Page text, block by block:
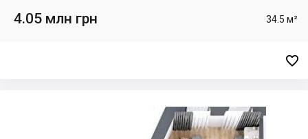
4.05 млн грн 34.5 м²
